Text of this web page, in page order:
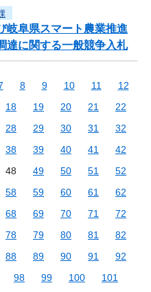
岐阜県スマート農業推進
達に関する一般競争入札
8 9 10 11
12
18 19 20 21
22
28 29 30 31
32
38 39 40 41
42
48 49 50 51
52
58 59 60 61
62
68 69 70 71
72
78 79 80 81
82
88 89 90 91
92
98 99 100
101